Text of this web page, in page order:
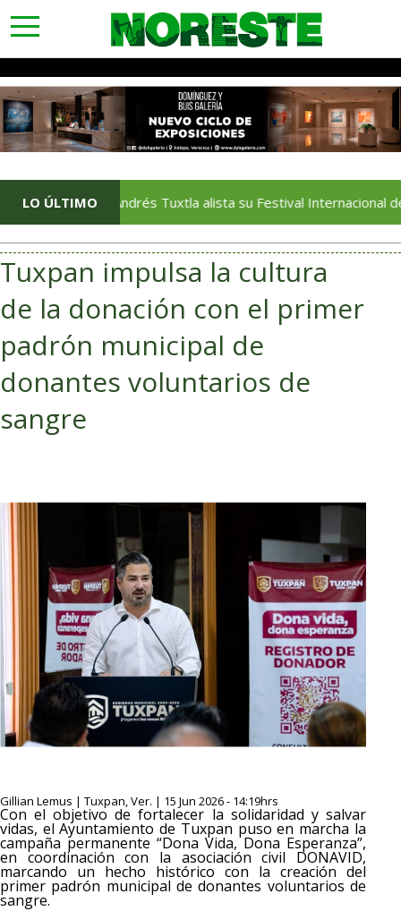
toggle
navigation
LO ÚLTIMO
San Andrés Tuxtla alista su Festival Internacional de Globos
Tuxpan impulsa la cultura
de la donación con el primer
padrón municipal de
donantes voluntarios de
sangre
Gillian Lemus | Tuxpan, Ver. | 15 Jun 2026 - 14:19hrs
Con el objetivo de fortalecer la solidaridad y salvar
vidas, el Ayuntamiento de Tuxpan puso en marcha la
campaña permanente “Dona Vida, Dona Esperanza”,
en coordinación con la asociación civil DONAVID,
marcando un hecho histórico con la creación del
primer padrón municipal de donantes voluntarios de
sangre.